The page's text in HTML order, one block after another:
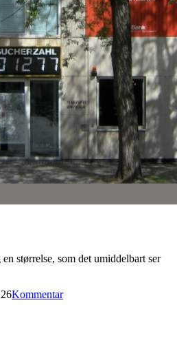
størrelse, som det umiddelbart ser
Kommentar